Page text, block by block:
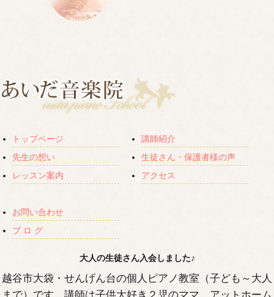
トップページ
先生の想い
レッスン案内
講師紹介
生徒さん・保護者様の声
アクセス
お問い合わせ
ブ ロ グ
大人の生徒さん入会しました♪
越谷市大袋・せんげん台の個人ピアノ教室（子ども～大人